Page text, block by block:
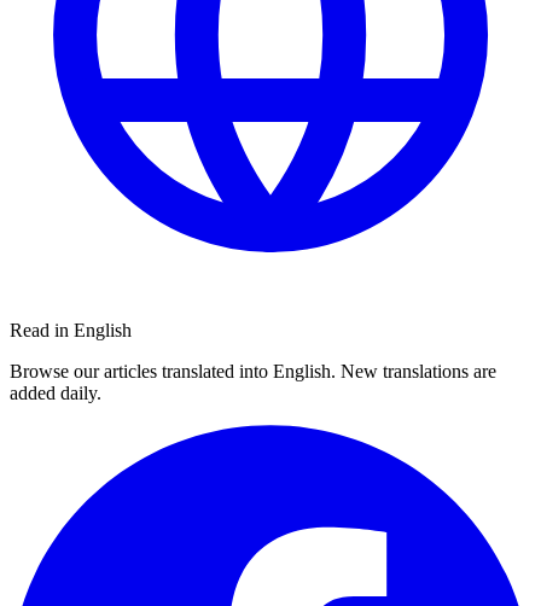
Read in English
Browse our articles translated into English. New translations are
added daily.